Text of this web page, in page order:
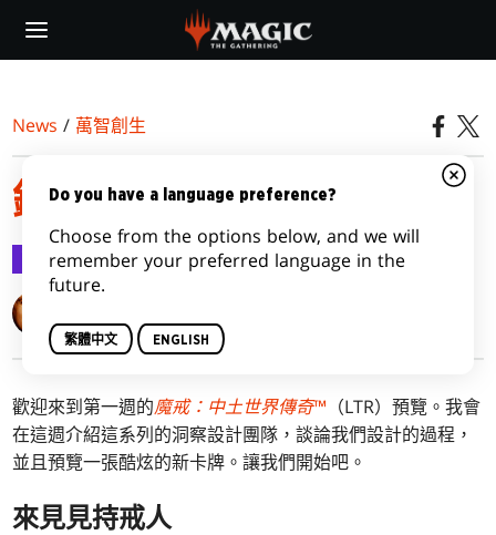
main
News / 萬智創生
鍛造魔戒，第一部
萬智創生 2023-05-30
歡迎來到第一週的魔戒：中土世界傳奇™ （LTR）預覽。我會
在這週介紹這系列的洞察設計團隊，談論我們設計的過程，
並且預覽一張酷炫的新卡牌。讓我們開始吧。
來見見持戒人
Do you have a language preference?
Choose from the options below, and we will
remember your preferred language in the
future.
繁體中文 ENGLISH